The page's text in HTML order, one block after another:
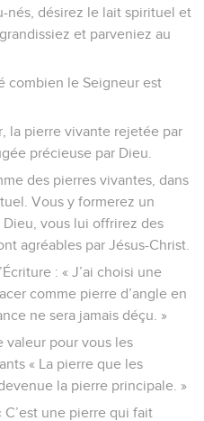
nés, désirez le lait spirituel et
et parveniez au
combien le Seigneur est
la pierre vivante rejetée par
précieuse par Dieu.
des pierres vivantes, dans
Vous y formerez un
vous lui offrirez des
agréables par Jésus-Christ.
: « J’ai choisi une
comme pierre d’angle en
ne sera jamais déçu. »
valeur pour vous les
« La pierre que les
la pierre principale. »
une pierre qui fait